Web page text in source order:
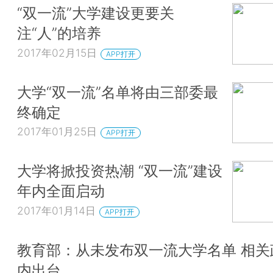
“双一流”大学建设更要关
注“人”的培养
2017年02月15日 APP打开
大学“双一流”名单将由三部委最
终确定
2017年01月25日 APP打开
大学将掀投资热潮 “双一流”建设
年内全面启动
2017年01月14日 APP打开
教育部：从未发布双一流大学名单 相